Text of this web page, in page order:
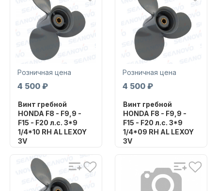
Якорно-швартовое
оборудование
Артикул
H-15A093-11SM
Уникальный
номер
HA-093-11YV
Артикул
H-15A093-12YVSM
Уникальный
номер
HA-093-12YV
Розничная цена
4 500 ₽
Винт гребной
HONDA F8 - F9,9 -
F15 - F20 л.с. 3*9
1/4*10 RH AL LEXOY
3V
SHARK MARINE
Артикул
H-15A093-10YVSM
Розничная цена
4 500 ₽
Винт гребной
HONDA F8 - F9,9 -
F15 - F20 л.с. 3*9
1/4*09 RH AL LEXOY
3V
Артикул
H-15A093-09YVSM